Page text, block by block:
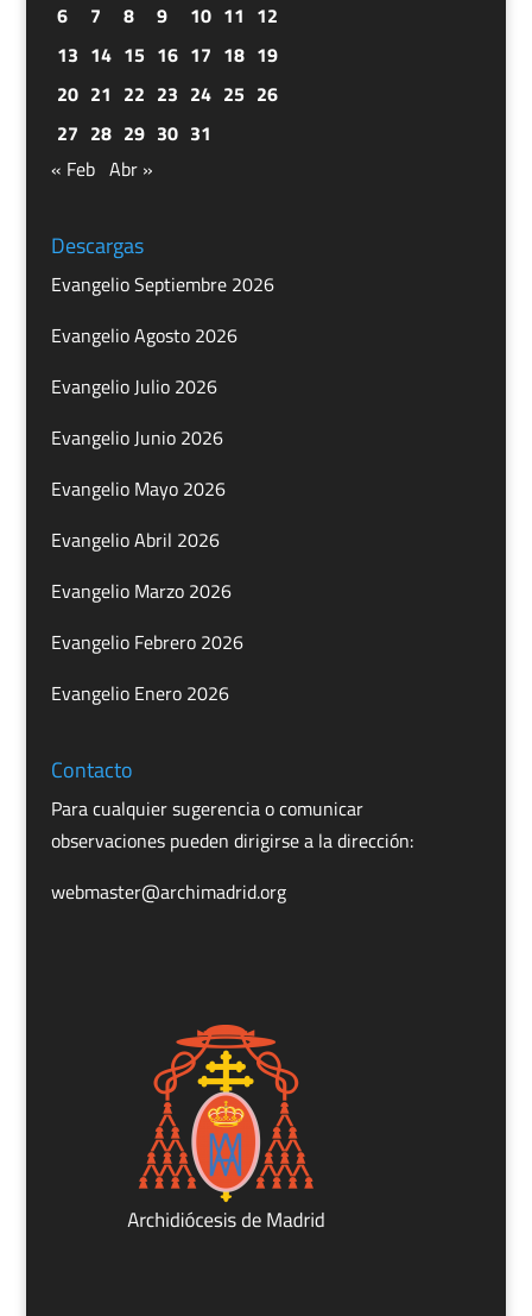
6
7 8 9 10 11 12
13 14 15 16 17 18 19
20 21 22 23 24 25 26
27 28 29 30 31
« Feb Abr »
Descargas
Evangelio Septiembre 2026
Evangelio Agosto 2026
Evangelio Julio 2026
Evangelio Junio 2026
Evangelio Mayo 2026
Evangelio Abril 2026
Evangelio Marzo 2026
Evangelio Febrero 2026
Evangelio Enero 2026
Contacto
Para cualquier sugerencia o comunicar
observaciones pueden dirigirse a la dirección:
webmaster@archimadrid.org